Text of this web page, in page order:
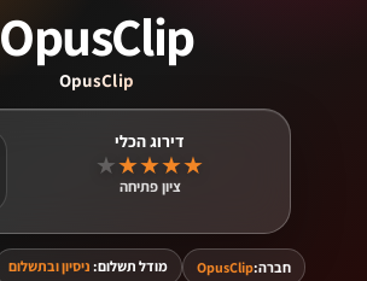
OpusClip
OpusClip
★
★
★
★
★
ציון פתיחה
חברה:OpusClip מודל תשלום: ניסיון ובתשלום